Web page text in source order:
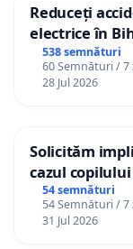
Reduceți
electrice în
538 semnături
60 Semnături / 7
28 Jul 2026
Solicităm
cazul
Gheorghe,
12 ani
54 semnături
54 Semnături / 7
31 Jul 2026